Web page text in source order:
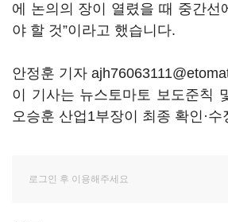
에 논의의 장이 열렸을 때 중간선
야 할 것”이라고 했습니다.
안정훈 기자
이 기사는 뉴스토마토 보도준칙
오승훈 산업1부장이 최종 확인·수